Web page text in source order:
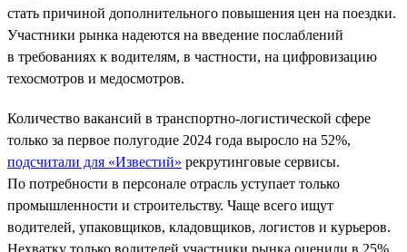
стать причиной дополнительного повышения цен на поездки.
Участники рынка надеются на введение послаблений
в требованиях к водителям, в частности, на цифровизацию
техосмотров и медосмотров.
Количество вакансий в транспортно-логистической сфере
только за первое полугодие 2024 года выросло на 52%,
подсчитали для «Известий» рекрутинговые сервисы.
По потребности в персонале отрасль уступает только
промышленности и строительству. Чаще всего ищут
водителей, упаковщиков, кладовщиков, логистов и курьеров.
Нехватку только водителей участники рынка оценили в 25%.